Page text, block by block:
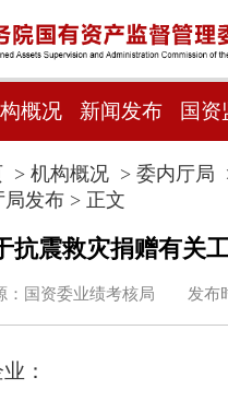
概况 新闻发布 国资
> 机构概况> 委内厅局
局发布> 正文
抗震救灾捐赠有关
：国资委业绩考核局 发布
：